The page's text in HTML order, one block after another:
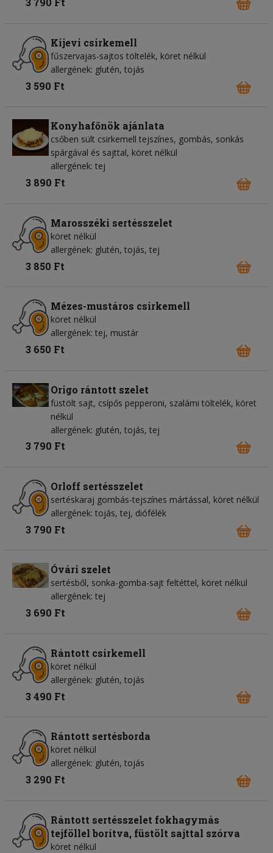
Kijevi csirkemell
fűszervajas-sajtos töltelék, köret nélkül
allergének: glutén, tojás
3 590 Ft
Konyhafőnök ajánlata
csőben sült csirkemell tejszínes, gombás, sonkás
spárgával és sajttal, köret nélkül
allergének: tej
3 890 Ft
Marosszéki sertésszelet
köret nélkül
allergének: glutén, tojás, tej
3 850 Ft
Mézes-mustáros csirkemell
köret nélkül
allergének: tej, mustár
3 650 Ft
Origo rántott szelet
füstölt sajt, csípős pepperoni, szalámi töltelék, köret
nélkül
allergének: glutén, tojás, tej
3 790 Ft
Orloff sertésszelet
sertéskaraj gombás-tejszínes mártással, köret nélkül
allergének: tojás, tej, diófélék
3 790 Ft
Óvári szelet
sertésből, sonka-gomba-sajt feltéttel, köret nélkül
allergének: tej
3 690 Ft
Rántott csirkemell
köret nélkül
allergének: glutén, tojás
3 490 Ft
Rántott sertésborda
köret nélkül
allergének: glutén, tojás
3 290 Ft
Rántott sertésszelet fokhagymás
tejföllel borítva, füstölt sajttal szórva
köret nélkül